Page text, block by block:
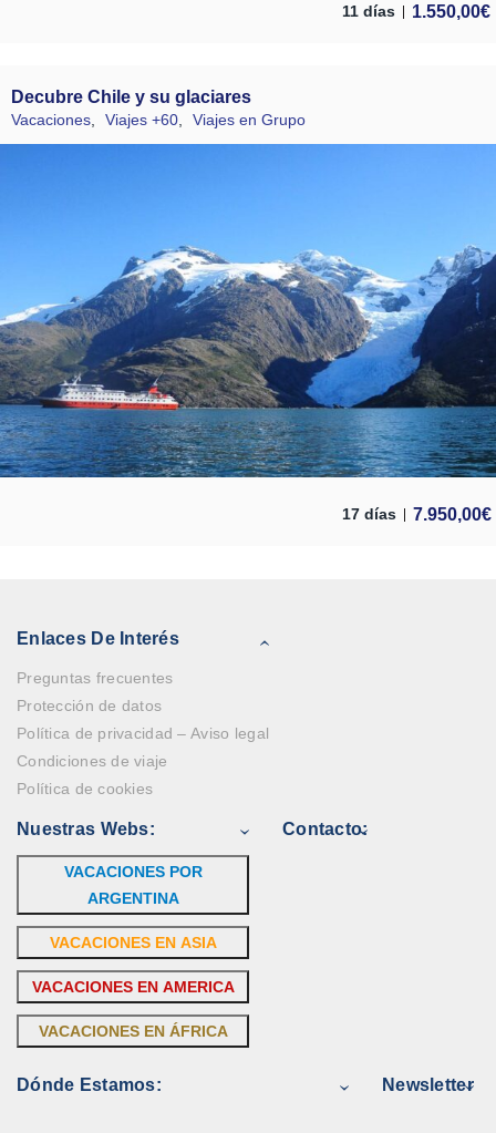
11 días 1.550,00€
Decubre Chile y su glaciares
Vacaciones Viajes +60 Viajes en Grupo
17 días 7.950,00€
Enlaces De Interés
Preguntas frecuentes
Protección de datos
Política de privacidad – Aviso legal
Condiciones de viaje
Política de cookies
Nuestras Webs:
VACACIONES POR
ARGENTINA
VACACIONES EN ASIA
VACACIONES EN AMERICA
VACACIONES EN ÁFRICA
Contacto:
Dónde Estamos: Newsletter